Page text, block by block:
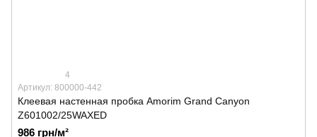
4
Артикул: 800000-442
Клеевая настенная пробка Amorim Grand Canyon
Z601002/25WAXED
986 грн/м²